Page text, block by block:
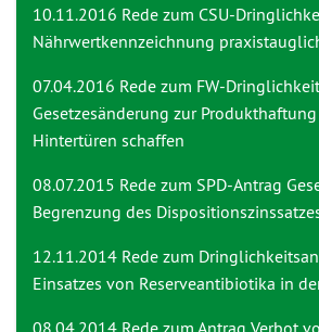
10.11.2016 Rede zum CSU-
Nährwertkennzeichnung
07.04.2016 Rede zum FW-
Gesetzesänderung zur
Hintertüren schaffen
08.07.2015 Rede zum SPD-Antrag
Begrenzung des
12.11.2014 Rede zum
Einsatzes von Reserveantibiotika in
08.04.2014 Rede zum Antrag Verbot